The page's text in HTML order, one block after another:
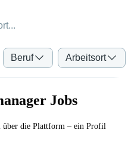
Beruf Arbeitsort
Jobs
über die Plattform – ein Profil